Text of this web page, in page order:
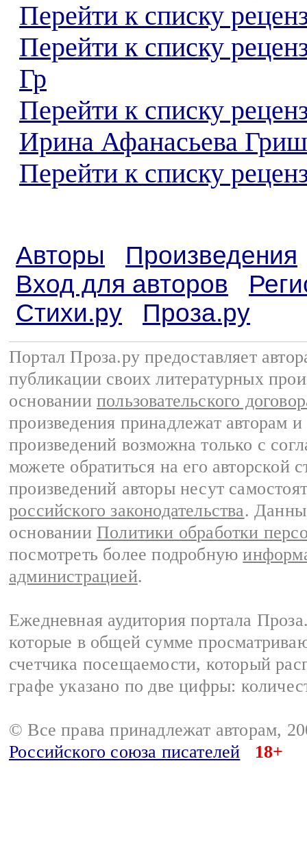
Перейти к списку
Перейти к списку
Гр
Перейти к списку
Ирина Афанасьева
Перейти к списку
Авторы
Произведения
Вход для авторов
Стихи.ру
Проза.ру
Портал Проза.ру предоставляет
публикации своих литературных
основании пользовательского
произведения принадлежат авторам
произведений возможна только с
можете обратиться на его авторской
произведений авторы несут
российского законодательства.
основании Политики обработки
посмотреть более подробную
администрацией.
Ежедневная аудитория портала
которые в общей сумме
счетчика посещаемости, который
графе указано по две цифры:
© Все права принадлежат авторам,
Российского союза писателей
18+